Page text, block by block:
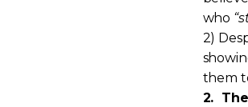
who
2)
them
2.